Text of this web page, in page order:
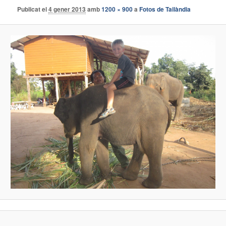
Publicat el4 gener 2013 amb1200 × 900aFotos de Tailàndia